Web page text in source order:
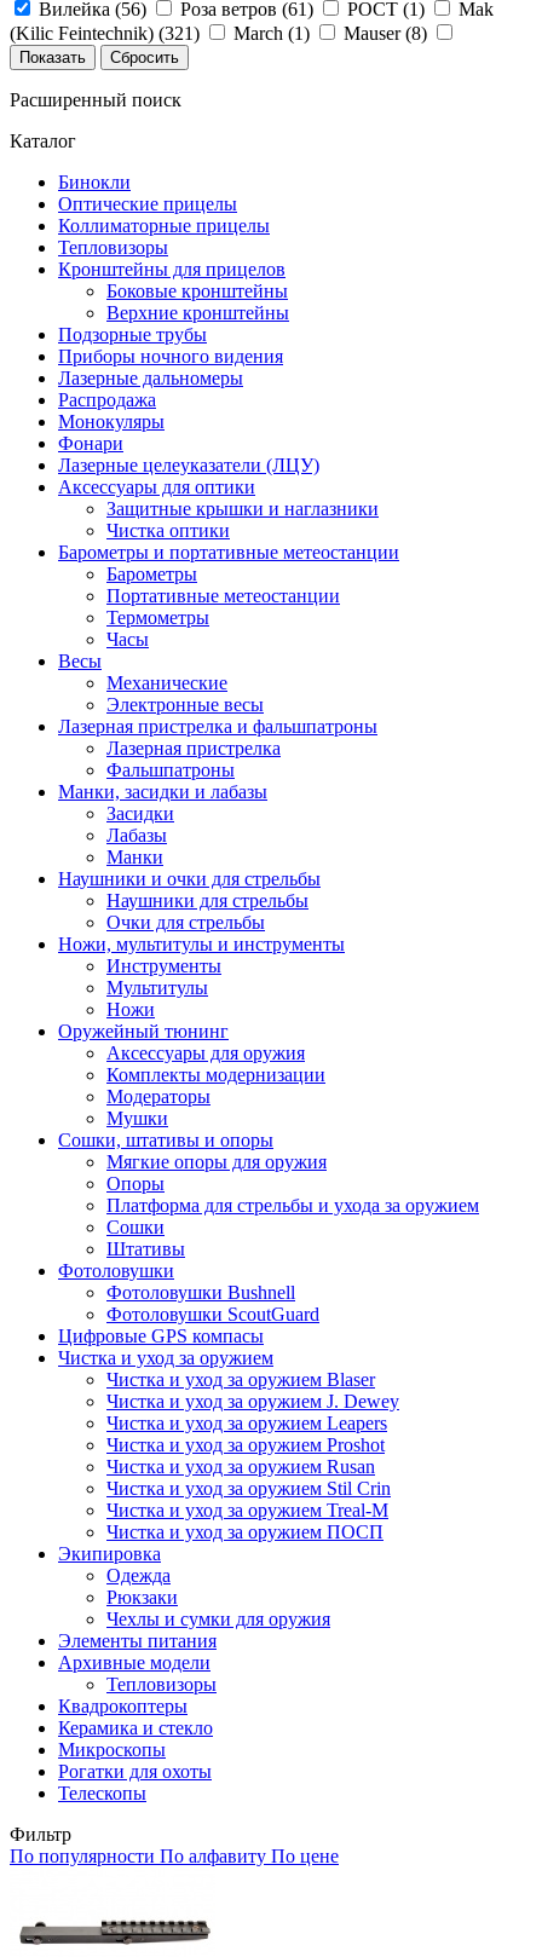
Вилейка (56) Роза ветров (61) РОСТ (1)
Mak
(Kilic Feintechnik) (321) March (1) Mauser (8)
Navigator (
) Nightforce (
Расширенный поиск
Каталог
Бинокли
Оптические прицелы
Коллиматорные прицелы
Тепловизоры
Кронштейны для прицелов
Боковые кронштейны
Верхние кронштейны
Подзорные трубы
Приборы ночного видения
Лазерные дальномеры
Распродажа
Монокуляры
Фонари
Лазерные целеуказатели (ЛЦУ)
Аксессуары для оптики
Защитные крышки и наглазники
Чистка оптики
Барометры и портативные метеостанции
Барометры
Портативные метеостанции
Термометры
Часы
Весы
Механические
Электронные весы
Лазерная пристрелка и фальшпатроны
Лазерная пристрелка
Фальшпатроны
Манки, засидки и лабазы
Засидки
Лабазы
Манки
Наушники и очки для стрельбы
Наушники для стрельбы
Очки для стрельбы
Ножи, мультитулы и инструменты
Инструменты
Мультитулы
Ножи
Оружейный тюнинг
Аксессуары для оружия
Комплекты модернизации
Модераторы
Мушки
Сошки, штативы и опоры
Мягкие опоры для оружия
Опоры
Платформа для стрельбы и ухода за оружием
Сошки
Штативы
Фотоловушки
Фотоловушки Bushnell
Фотоловушки ScoutGuard
Цифровые GPS компасы
Чистка и уход за оружием
Чистка и уход за оружием Blaser
Чистка и уход за оружием J. Dewey
Чистка и уход за оружием Leapers
Чистка и уход за оружием Proshot
Чистка и уход за оружием Rusan
Чистка и уход за оружием Stil Crin
Чистка и уход за оружием Treal-M
Чистка и уход за оружием ПОСП
Экипировка
Одежда
Рюкзаки
Чехлы и сумки для оружия
Элементы питания
Архивные модели
Тепловизоры
Квадрокоптеры
Керамика и стекло
Микроскопы
Рогатки для охоты
Телескопы
Фильтр
По популярности По алфавиту По цене